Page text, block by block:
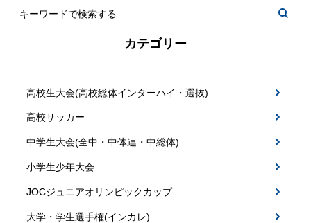
カテゴリー
高校生大会(高校総体インターハイ・選抜)
高校サッカー
中学生大会(全中・中体連・中総体)
小学生少年大会
JOCジュニアオリンピックカップ
大学・学生選手権(インカレ)